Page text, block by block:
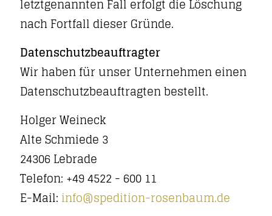
letztgenannten Fall erfolgt die Löschung
nach Fortfall dieser Gründe.
Datenschutz­beauftragter
Wir haben für unser Unternehmen einen
Datenschutzbeauftragten bestellt.
Holger Weineck
Alte Schmiede 3
24306 Lebrade
Telefon: +49 4522 - 600 11
E-Mail: info@spedition-rosenbaum.de